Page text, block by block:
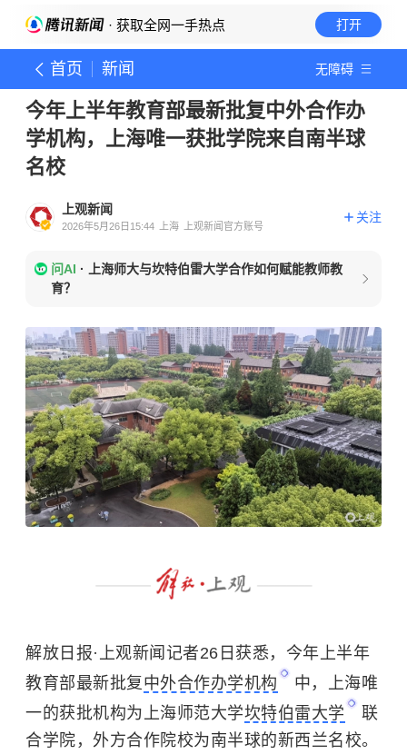
· 获取全网一手热点 打开
首页 新闻 无障碍
今年上半年教育部最新批复中外合作办
学机构，上海唯一获批学院来自南半球
名校
上观新闻
2026年5月26日15:44 上海 上观新闻官方账号
关注
问AI ·
上海师大与坎特伯雷大学合作如何赋能教师教
育？
解放日报·上观新闻记者26日获悉，今年上半年
教育部最新批复中外合作办学机构
中，上海唯
一的获批机构为上海师范大学坎特伯雷大学
联
合学院，外方合作院校为南半球的新西兰名校。